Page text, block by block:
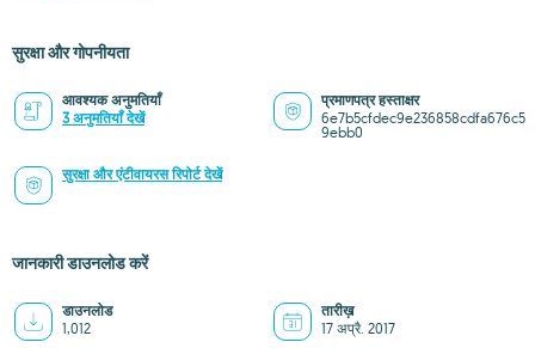
सुरक्षा और गोपनीयता
आवश्यक अनुमतियाँ
3 अनुमतियाँ देखें
प्रमाणपत्र हस्ताक्षर
6e7b5cfdec9e236858cdfa676c5
9ebb0
सुरक्षा और एंटीवायरस रिपोर्ट देखें
जानकारी डाउनलोड करें
डाउनलोड
1,012
तारीख़
17 अप्रै. 2017